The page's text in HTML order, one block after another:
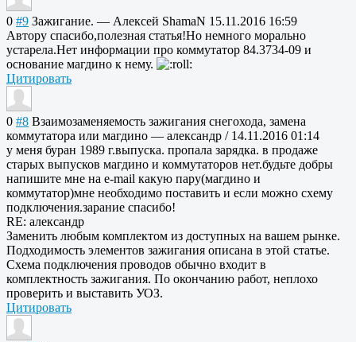
0 #9 Зажигание. — Алексей ShamaN 15.11.2016 16:59
Автору спасибо,полезная статья!Но немного морально
устарела.Нет информации про коммутатор 84.3734-09 и
основание магдино к нему.
Цитировать
0 #8 Взаимозаменяемость зажигания снегохода, замена
коммутатора или магдино — александр / 14.11.2016 01:14
у меня буран 1989 г.выпуска. пропала зарядка. в продаже
старых выпусков магдино и коммутаторов нет.будьте добры
напишите мне на e-mail какую пару(магдино и
коммутатор)мне необходимо поставить и если можно схему
подключения.зарание спасибо!
RE: александр
Заменить любым комплектом из доступных на вашем рынке.
Подходимость элементов зажигания описана в этой статье.
Схема подключения проводов обычно входит в
комплектность зажигания. По окончанию работ, неплохо
проверить и выставить УОЗ.
Цитировать